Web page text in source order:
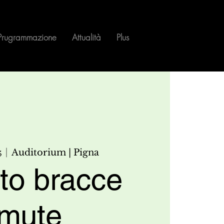
Attualità Plus
  |
Auditorium | Pigna
bracce